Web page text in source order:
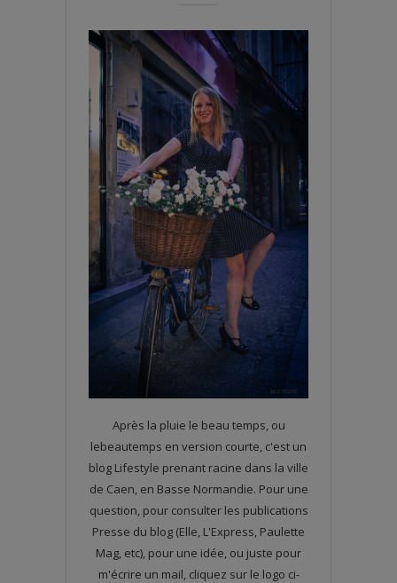
Après la pluie le beau temps, ou
lebeautemps en version courte, c'est un
blog Lifestyle prenant racine dans la ville
de Caen, en Basse Normandie. Pour une
question, pour consulter les publications
Presse du blog (Elle, L'Express, Paulette
Mag, etc), pour une idée, ou juste pour
m'écrire un mail, cliquez sur le logo ci-